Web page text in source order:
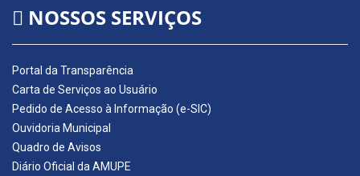
NOSSOS SERVIÇOS
Portal da Transparência
Carta de Serviços ao Usuário
Pedido de Acesso à Informação (e-SIC)
Ouvidoria Municipal
Quadro de Avisos
Diário Oficial da AMUPE